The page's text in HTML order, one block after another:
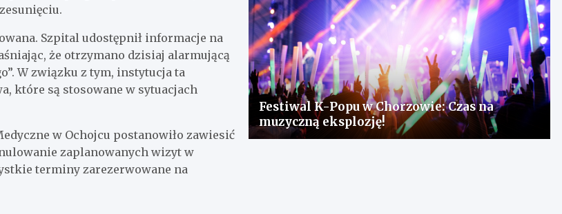
Szpital udostępnił informacje na
że otrzymano dzisiaj alarmującą
W związku z tym, instytucja ta
które są stosowane w sytuacjach
w Ochojcu postanowiło zawiesić
zaplanowanych wizyt w
terminy zarezerwowane na
Festiwal K-Popu w Chorzowie: Czas na
muzyczną eksplozję!